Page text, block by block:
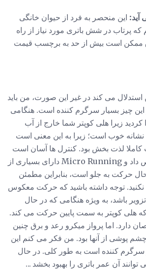
آید: این منحصر به فرد از حیوان خانگی
پرتاب در شش باتری مورد نیاز از راه
ممکن است بیش از حد به برچسب قیمت
استدلال می کند در غیر این صورت، من باید
این چیز بسیار سرگرم کننده است. هنگامی
کردید زیرا هلی کوپتر شما خارج از آب
نشانه خوب است؛ زیرا به این معنی است
کاملا لذت بخش بود. کنترل ها آسان است
که بتوان آن را تشخیص داد و Micro Running دارای بسیاری از
حرکت به جلو است، بنابراین مطمئن
توجه داشته باشید که حرکت معکوس
باشد، به ویژه هنگامی که در حال
هلی کوپتر به سمت پایین حرکت می کند.
دارد. اما پرواز میکرو رعد و برق چنین
پوشی از آنها بود. من فکر می کنم این
سرگرم کننده است به طور کلی. در حال
آن عمر باتری را بهبود بخشد ...